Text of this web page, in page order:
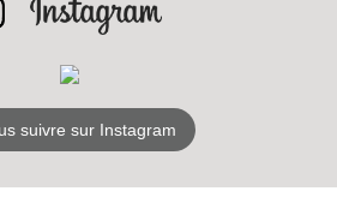
suivre sur Instagram